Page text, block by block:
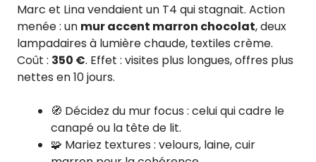
Marc et Lina vendaient un T4 qui stagnait. Action
menée : un mur accent marron chocolat, deux
lampadaires à lumière chaude, textiles crème.
Coût : 350 €. Effet : visites plus longues, offres plus
nettes en 10 jours.
🧭 Décidez du mur focus : celui qui cadre le
canapé ou la tête de lit.
🧩 Mariez textures : velours, laine, cuir